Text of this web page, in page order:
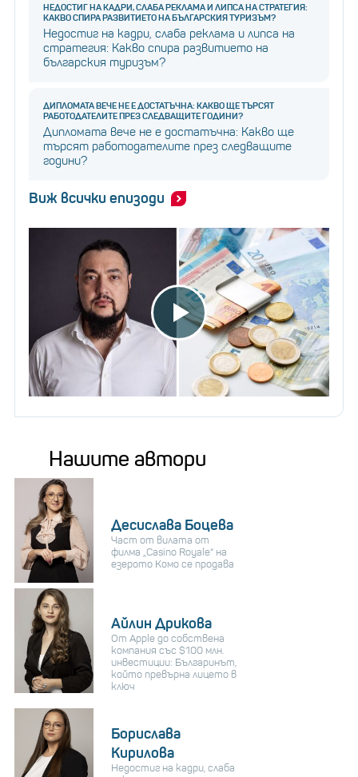
НЕДОСТИГ НА КАДРИ, СЛАБА РЕКЛАМА И ЛИПСА НА СТРАТЕГИЯ:
КАКВО СПИРА РАЗВИТИЕТО НА БЪЛГАРСКИЯ ТУРИЗЪМ?
Недостиг на кадри, слаба реклама и липса на
стратегия: Какво спира развитието на
българския туризъм?
ДИПЛОМАТА ВЕЧЕ НЕ Е ДОСТАТЪЧНА: КАКВО ЩЕ ТЪРСЯТ
РАБОТОДАТЕЛИТЕ ПРЕЗ СЛЕДВАЩИТЕ ГОДИНИ?
Дипломата вече не е достатъчна: Какво ще
търсят работодателите през следващите
години?
Виж всички епизоди
Нашите автори
Десислава Боцева
Част от вилата от
филма „Casino Royale“ на
езерото Комо се продава
Айлин Дрикова
От Apple до собствена
компания със $100 млн.
инвестиции: Българинът,
който превърна лицето в
ключ
Борислава
Кирилова
Недостиг на кадри, слаба